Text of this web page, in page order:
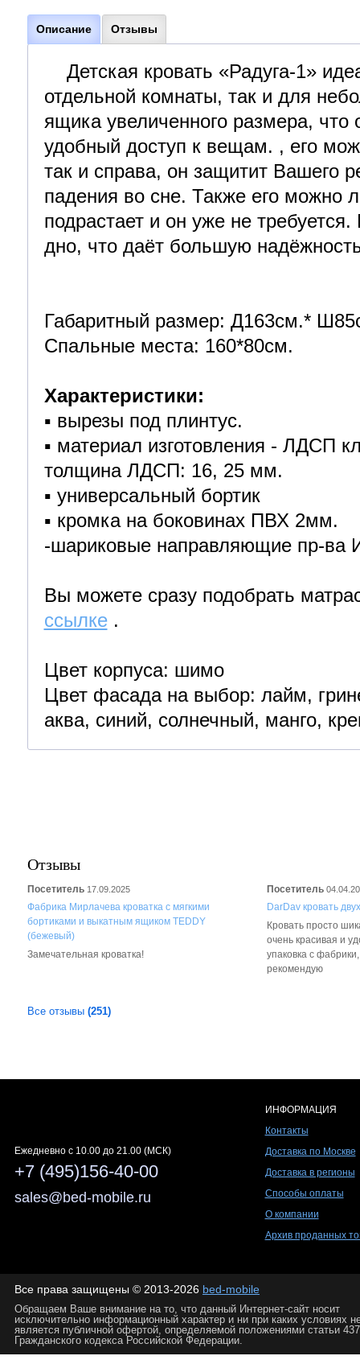
Описание Отзывы
Детская кровать «Радуга-1»
отдельной комнаты, так и для
ящика увеличенного размера, что
удобный доступ к вещам. , его
так и справа, он защитит Вашего
падения во сне. Также его можно
подрастает и он уже не
дно, что даёт большую
Габаритный размер: Д163см.*
Спальные места: 160*80см.
Характеристики:
▪️ вырезы под плинтус.
▪️ материал изготовления - ЛДСП
толщина ЛДСП: 16, 25 мм.
▪️ универсальный бортик
▪️ кромка на боковинах ПВХ 2мм.
-шариковые направляющие пр-ва
Вы можете сразу подобрать
ссылке.
Цвет корпуса: шимо
Цвет фасада на выбор: лайм,
аква, синий, солнечный, манго,
Отзывы
Посетитель 17.09.2025
Фабрика Мирлачева кроватка с мягкими
бортиками и выкатным ящиком TEDDY
(бежевый)
Замечательная кроватка!
Посетитель
DarDav кровать
Кровать просто
очень красивая и
упаковка с
рекомендую
Все отзывы (251)
Ежедневно c 10.00 до 21.00 (МСК)
+7 (495)156-40-00
sales@bed-mobile.ru
ИНФОРМАЦИЯ
Контакты
Доставка по Москве
Доставка в регионы
Способы оплаты
О компании
Архив проданных
Все права защищены © 2013-2026 bed-mobile
Обращаем Ваше внимание на то, что данный Интернет-сайт носит
исключительно информационный характер и ни при каких условиях
является публичной офертой, определяемой положениями статьи 437
Гражданского кодекса Российской Федерации.